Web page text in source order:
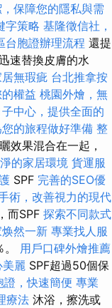
保障您的隱私與需
字策略 基隆徵信社，
台胞證辦理流程 還提
速替換皮膚的水
無瑕疵 台北推拿按
權益 桃園外燴，無
中心，提供全面的
的旅程做好準備 整
效果混合在一起，
的家居環境 貨運服
SPF 完善的SEO優
術，改善視力的現代
而SPF 探索不同款式
然一新 專業找人服
用戶口碑外燴推薦
麗 SPF超過50個保
證，快速簡便 專業
療法 沐浴，擦洗或